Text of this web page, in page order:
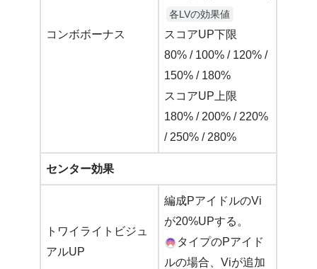
コンボボーナス
各LVの効果値
スコアUP下限
80% / 100% / 120% /
150% / 180%
スコアUP上限
180% / 200% / 220%
/ 250% / 280%
センター効果
トワイライトビジュ
アルUP
編成PアイドルのVi
が20%UPする。
タイプのPアイド
ルの場合、Viが追加